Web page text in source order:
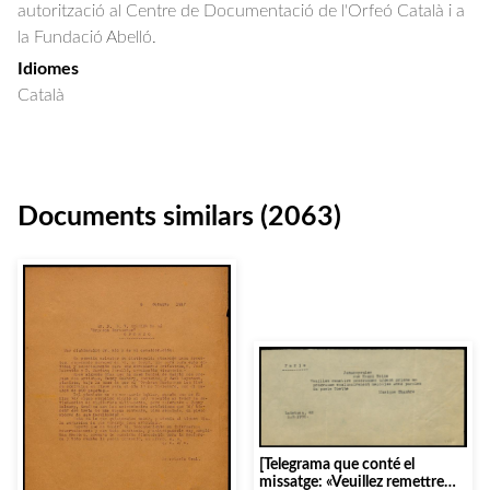
autorització al Centre de Documentació de l'Orfeó Català i a
la Fundació Abelló.
Idiomes
Català
Documents similars (2063)
[Telegrama que conté el
missatge: «Veuillez remettre